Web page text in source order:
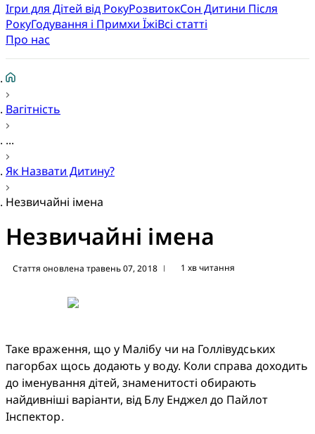
Ігри для Дітей від РокуРозвитокCон Дитини Після
РокуГодування і Примхи ЇжіВсі статті
Про нас
Вагітність
...
Як Назвати Дитину?
Незвичайні імена
Незвичайні імена
Стаття оновлена травень 07, 2018 | 1 хв читання
Таке враження, що у Малібу чи на Голлівудських
пагорбах щось додають у воду. Коли справа доходить
до іменування дітей, знаменитості обирають
найдивніші варіанти, від Блу Енджел до Пайлот
Інспектор.